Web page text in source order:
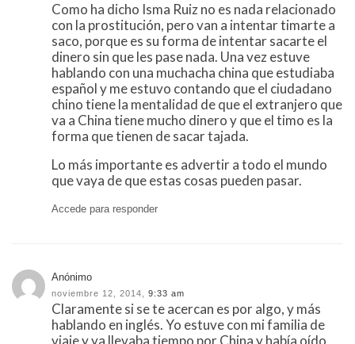
Como ha dicho Isma Ruiz no es nada relacionado
con la prostitución, pero van a intentar timarte a
saco, porque es su forma de intentar sacarte el
dinero sin que les pase nada. Una vez estuve
hablando con una muchacha china que estudiaba
español y me estuvo contando que el ciudadano
chino tiene la mentalidad de que el extranjero que
va a China tiene mucho dinero y que el timo es la
forma que tienen de sacar tajada.
Lo más importante es advertir a todo el mundo
que vaya de que estas cosas pueden pasar.
Accede para responder
Anónimo
noviembre 12, 2014, 9:33 am
Claramente si se te acercan es por algo, y más
hablando en inglés. Yo estuve con mi familia de
viaje y ya llevaba tiempo por China y había oído